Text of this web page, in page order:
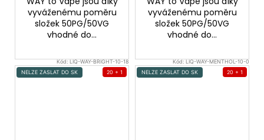
vyváženému poměru
složek 50PG/50VG
vhodné do...
vyváženému poměru
složek 50PG/50VG
vhodné do...
Kód:LIQ-WAY-BRIGHT-10-18
NELZE ZASLAT DO SK
20 + 1
Kód:LIQ-WAY-MENTHOL-10-0
NELZE ZASLAT DO SK
20 + 1